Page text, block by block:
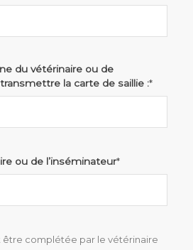
du vétérinaire ou de
la carte de saillie :*
ou de l’inséminateur*
être complétée par le vétérinaire